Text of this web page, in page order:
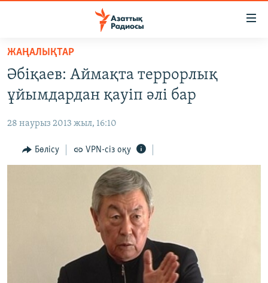
Skip
main
content
Skip
to
Navigation
Skip
ЖАҢАЛЫҚТАР
САЯСАТ
AZATTYQTV
ҚАҢТАР ОҚИҒАСЫ
АДАМ ҚҰҚЫҚТАРЫ
АРНАЙЫ ЖОБАЛАР
ЖАЗЫЛЫҢЫЗ
ЖАҢАЛЫҚТАР
Әбіқаев: Аймақта террорлық
ұйымдардан қауіп әлі бар
28 наурыз 2013 жыл, 16:10
Бөлісу VPN-сіз оқу